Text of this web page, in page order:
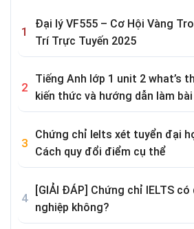
Đại lý VF555 – Cơ Hội Vàng
Trí Trực Tuyến 2025
Tiếng Anh lớp 1 unit 2 what’s
kiến thức và hướng dẫn làm
Chứng chỉ Ielts xét tuyển đại
Cách quy đổi điểm cụ thể
[GIẢI ĐÁP] Chứng chỉ IELTS
nghiệp không?